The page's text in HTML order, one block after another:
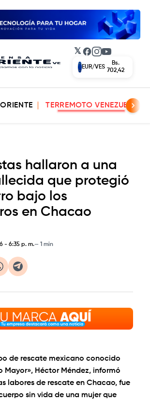
𝕏 Facebook
Instagram
YouTube
EUR/VES
Bs.
702,42
ORIENTE TERREMOTO VENEZUELA
hallaron a una
que protegió
bajo los
en Chacao
- 6:35 p. m. 1 min
de rescate mexicano conocido
Mayor», Héctor Méndez, informó
labores de rescate en Chacao, fue
sin vida de una mujer que